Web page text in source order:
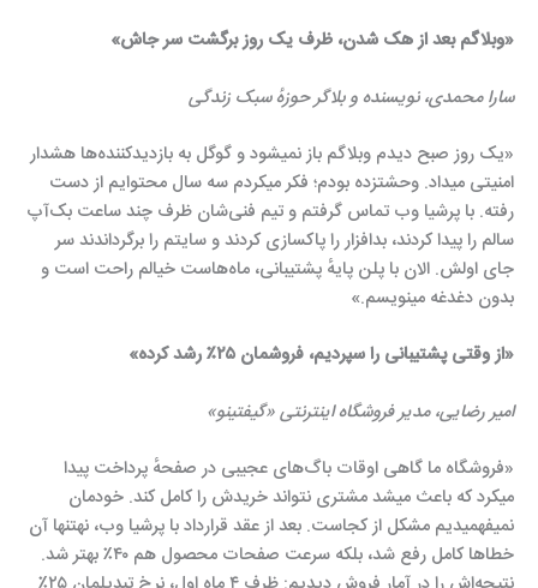
«وبلاگم بعد از هک شدن، ظرف یک روز برگشت سر جاش»
سارا محمدی، نویسنده و بلاگر حوزهٔ سبک زندگی
«یک روز صبح دیدم وبلاگم باز نمیشود و گوگل به بازدیدکننده‌ها هشدار
امنیتی میداد. وحشتزده بودم؛ فکر میکردم سه سال محتوایم از دست
رفته. با پرشیا وب تماس گرفتم و تیم فنی‌شان ظرف چند ساعت بک‌آپ
سالم را پیدا کردند، بدافزار را پاکسازی کردند و سایتم را برگرداندند سر
جای اولش. الان با پلن پایهٔ پشتیبانی، ماه‌هاست خیالم راحت است و
بدون دغدغه مینویسم.»
«از وقتی پشتیبانی را سپردیم، فروشمان ۲۵٪ رشد کرده»
امیر رضایی، مدیر فروشگاه اینترنتی «گیفتینو»
«فروشگاه ما گاهی اوقات باگ‌های عجیبی در صفحهٔ پرداخت پیدا
میکرد که باعث میشد مشتری نتواند خریدش را کامل کند. خودمان
نمیفهمیدیم مشکل از کجاست. بعد از عقد قرارداد با پرشیا وب، نهتنها آن
خطاها کامل رفع شد، بلکه سرعت صفحات محصول هم ۴۰٪ بهتر شد.